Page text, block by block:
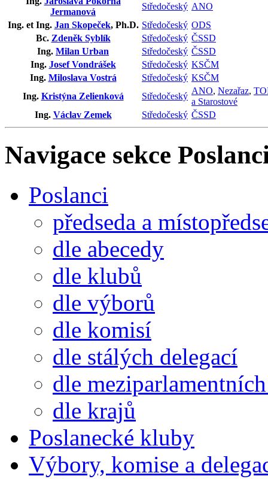
Jermanová
Středočeský ANO
Ing. et Ing. Jan Skopeček, Ph.D. Středočeský ODS
Bc. Zdeněk Syblík Středočeský ČSSD
Ing. Milan Urban Středočeský ČSSD
Ing. Josef Vondrášek Středočeský KSČM
Ing. Miloslava Vostrá Středočeský KSČM
Ing. Kristýna Zelienková Středočeský
ANO, Nezařaz,
a Starostové
Ing. Václav Zemek Středočeský ČSSD
Navigace sekce
Poslanci
předseda a
dle abecedy
dle klubů
dle výborů
dle komisí
dle stálých delegací
dle
dle krajů
Poslanecké kluby
Výbory, komise a